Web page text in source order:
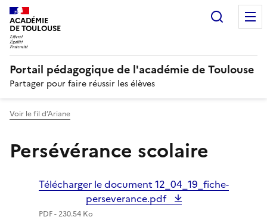
ACADÉMIE
DE TOULOUSE
Portail pédagogique de l'académie de Toulouse
Partager pour faire réussir les élèves
Voir le fil d’Ariane
Persévérance scolaire
Télécharger le document 12_04_19_fiche-
perseverance.pdf
PDF - 230.54 Ko